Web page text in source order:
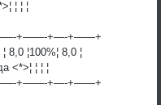
¦ ¦ ¦
+——-+—-+——+
8,0 ¦100%¦ 8,0 ¦
<*>¦ ¦ ¦ ¦
+——-+—-+——+